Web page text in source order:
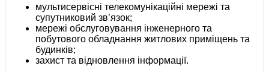
мультисервісні телекомунікаційні мережі та
супутниковий зв’язок;
мережі обслуговування інженерного та
побутового обладнання житлових приміщень та
будинків;
захист та відновлення інформації.